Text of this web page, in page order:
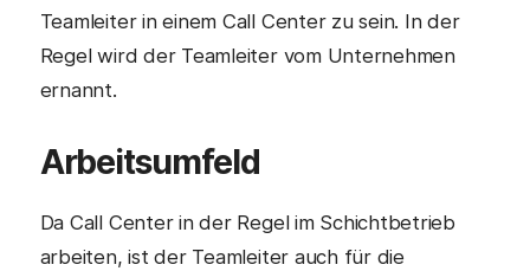
Teamleiter in einem Call Center zu sein. In der
Regel wird der Teamleiter vom Unternehmen
ernannt.
Arbeitsumfeld
Da Call Center in der Regel im Schichtbetrieb
arbeiten, ist der Teamleiter auch für die